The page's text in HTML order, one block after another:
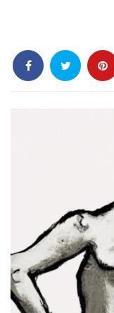
Gastronomía
Moda
y
Tendencias
Naturaleza